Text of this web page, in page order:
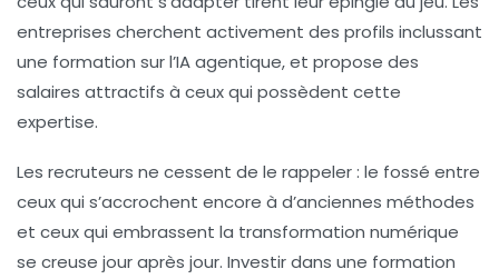
entreprises cherchent activement des profils inclussant
une formation sur l’IA agentique, et propose des
salaires attractifs à ceux qui possèdent cette
expertise.
Les recruteurs ne cessent de le rappeler : le fossé entre
ceux qui s’accrochent encore à d’anciennes méthodes
et ceux qui embrassent la transformation numérique
se creuse jour après jour. Investir dans une formation